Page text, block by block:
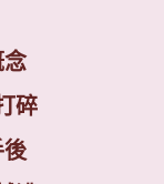
念
碎
後